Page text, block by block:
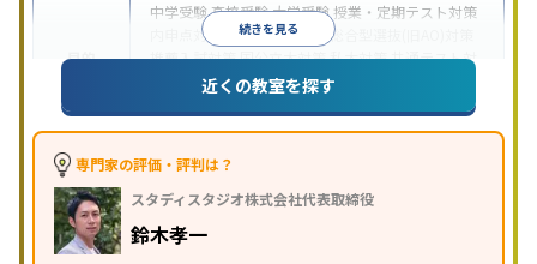
続きを見る
目的
中学受験高校受験大学受験 授業・定期テスト対策
内申点対策
学習習慣の定着
総合型選抜(旧AO)対策
推薦入試対策国公立大対策私大対策共通テスト対
英検(英語検定)対策漢検(漢字検定)対策
特徴
中高一貫校生に対応授業の振替可能不登校生に対
応
学習にPC・タブレットを利用
科目から受講可能
り
近くの教室を探す
専門家の評価・評判は？
スタディスタジオ株式会社代表取締役
鈴木孝一